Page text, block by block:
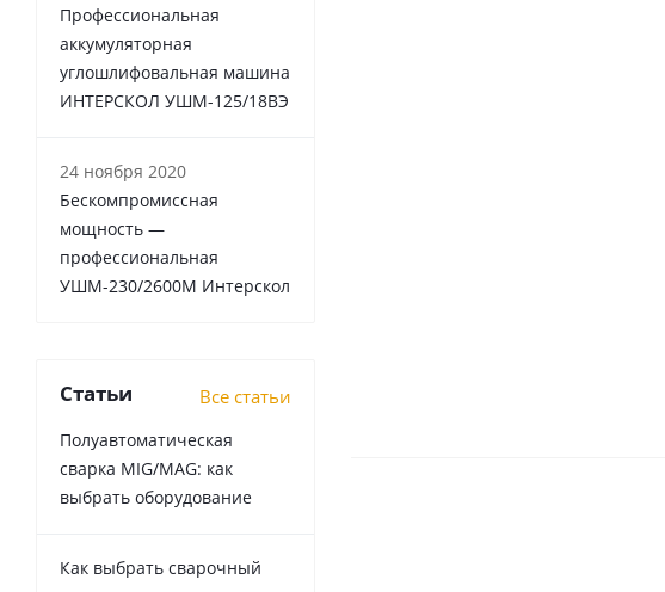
Профессиональная
аккумуляторная
углошлифовальная машина
ИНТЕРСКОЛ УШМ-125/18ВЭ
24 ноября 2020
Бескомпромиссная
мощность —
профессиональная
УШМ-230/2600М Интерскол
Статьи Все статьи
Полуавтоматическая
сварка MIG/MAG: как
выбрать оборудование
Как выбрать сварочный